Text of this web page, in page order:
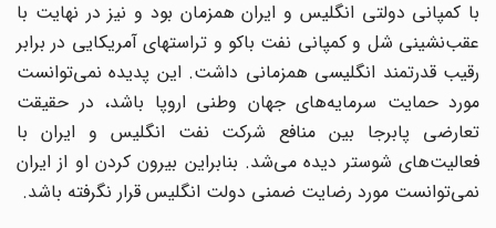
با کمپانی دولتی انگلیس و ایران همزمان بود و نیز در نهایت با
عقب‌نشینی شل و کمپانی نفت باکو و تراستهای آمریکایی در برابر
رقیب قدرتمند انگلیسی همزمانی داشت. این پدیده نمی‌توانست
مورد حمایت سرمایه‌های جهان وطنی اروپا باشد، در حقیقت
تعارضی پابرجا بین منافع شرکت نفت انگلیس و ایران با
فعالیت‌های شوستر دیده می‌شد. بنابراین بیرون کردن او از ایران
نمی‌توانست مورد رضایت ضمنی دولت انگلیس قرار نگرفته باشد.